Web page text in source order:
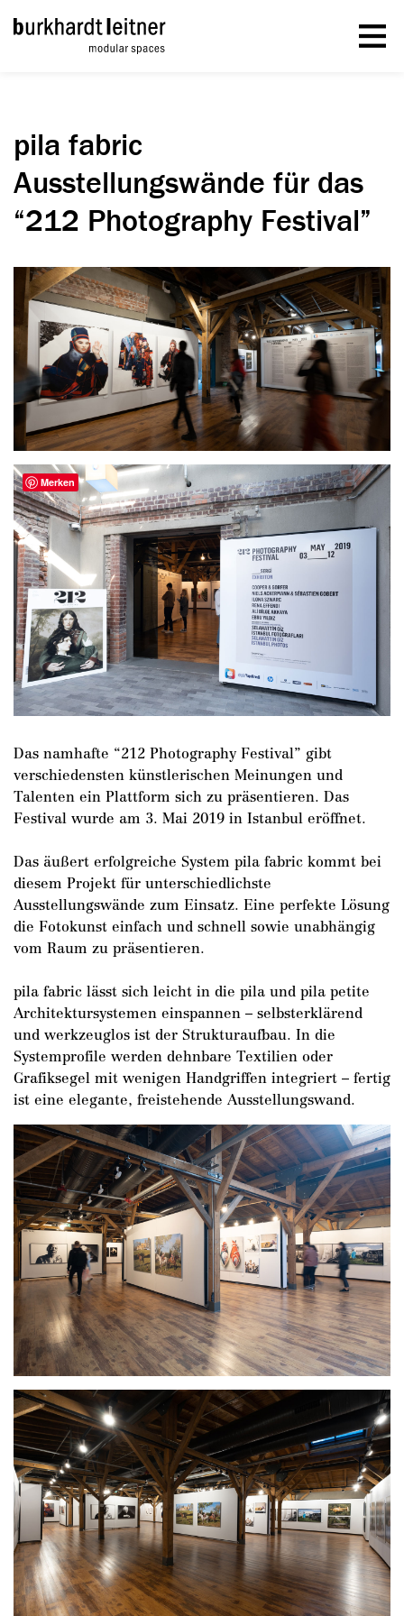
DE EN
pila fabric
Ausstellungswände für das
“212 Photography Festival”
Das namhafte “212 Photography Festival” gibt
verschiedensten künstlerischen Meinungen und
Talenten ein Plattform sich zu präsentieren. Das
Festival wurde am 3. Mai 2019 in Istanbul eröffnet.
Das äußert erfolgreiche System pila fabric kommt bei
diesem Projekt für unterschiedlichste
Ausstellungswände zum Einsatz. Eine perfekte Lösung
die Fotokunst einfach und schnell sowie unabhängig
vom Raum zu präsentieren.
pila fabric lässt sich leicht in die pila und pila petite
Architektursystemen einspannen – selbsterklärend
und werkzeuglos ist der Strukturaufbau. In die
Systemprofile werden dehnbare Textilien oder
Grafiksegel mit wenigen Handgriffen integriert – fertig
ist eine elegante, freistehende Ausstellungswand.
Merken